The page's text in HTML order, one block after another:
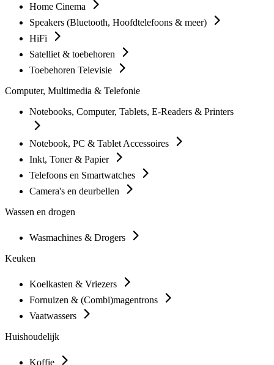
Home Cinema
Speakers (Bluetooth, Hoofdtelefoons & meer)
HiFi
Satelliet & toebehoren
Toebehoren Televisie
Computer, Multimedia & Telefonie
Notebooks, Computer, Tablets, E-Readers & Printers
Notebook, PC & Tablet Accessoires
Inkt, Toner & Papier
Telefoons en Smartwatches
Camera's en deurbellen
Wassen en drogen
Wasmachines & Drogers
Keuken
Koelkasten & Vriezers
Fornuizen & (Combi)magentrons
Vaatwassers
Huishoudelijk
Koffie